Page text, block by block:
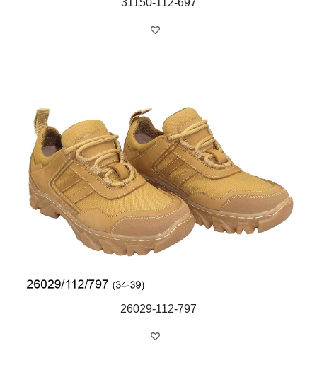
31150-112-697
26029-112-797